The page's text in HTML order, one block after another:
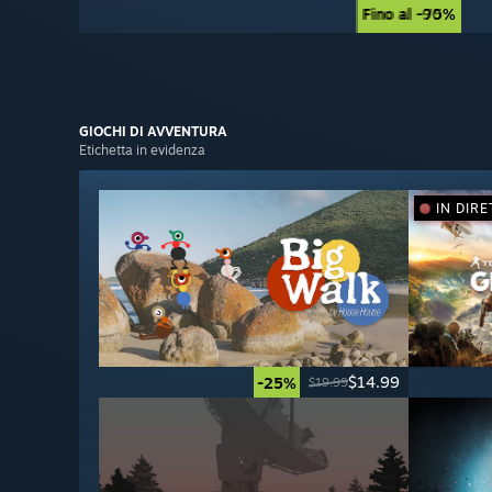
Fino al -75%
Fino al -90%
GIOCHI DI AVVENTURA
Etichetta in evidenza
-25% $19.99$14.99
IN